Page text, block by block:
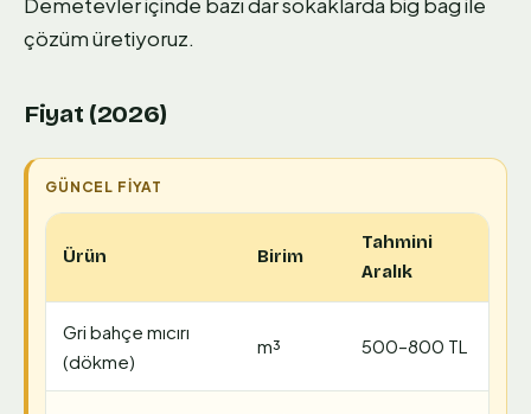
çözüm üretiyoruz.
Fiyat (2026)
Ürün Birim
Tahmini
Aralık
Gri bahçe mıcırı
(dökme)
m³ 500–800 TL